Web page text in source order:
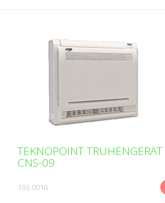
TEKNOPOINT TRUHENGERÄT
CNS-09
193.0016